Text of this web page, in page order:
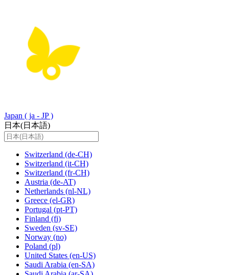
Japan ( ja - JP )
日本(日本語)
Switzerland (de-CH)
Switzerland (it-CH)
Switzerland (fr-CH)
Austria (de-AT)
Netherlands (nl-NL)
Greece (el-GR)
Portugal (pt-PT)
Finland (fi)
Sweden (sv-SE)
Norway (no)
Poland (pl)
United States (en-US)
Saudi Arabia (en-SA)